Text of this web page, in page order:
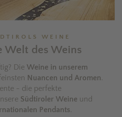
WEINE
Welt des Weins
Die Weine in unserem
Nuancen und Aromen.
- die perfekte
Südtiroler Weine und
Pendants.